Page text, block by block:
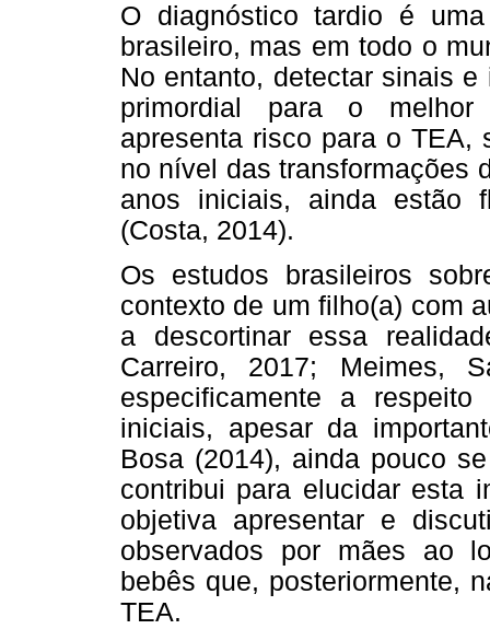
O diagnóstico tardio é
brasileiro, mas em todo o
No entanto, detectar sinais
primordial para o melhor
apresenta risco para o TEA,
no nível das transformações
anos iniciais, ainda estão
(Costa, 2014).
Os estudos brasileiros
contexto de um filho(a) com
a descortinar essa
Carreiro, 2017; Meimes,
especificamente a
iniciais, apesar da
Bosa (2014), ainda pouco
contribui para elucidar esta
objetiva apresentar e
observados por mães ao
bebês que, posteriormente,
TEA.